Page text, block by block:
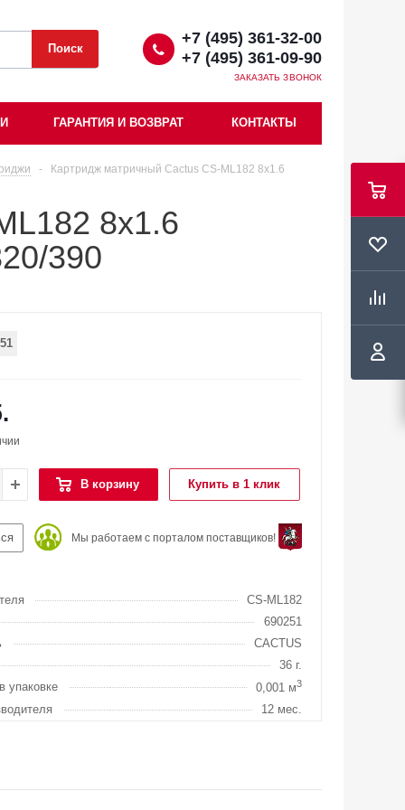
+7 (495) 361-32-00
+7 (495) 361-09-90
ЗАКАЗАТЬ ЗВОНОК
ГАРАНТИЯ И ВОЗВРАТ КОНТАКТЫ
- Картридж матричный Cactus CS-ML182 8x1.6
8x1.6
390
В корзину Купить в 1 клик
Мы работаем с порталом поставщиков!
CS-ML182
690251
CACTUS
36 г.
упаковке
0,001 м3
12 мес.